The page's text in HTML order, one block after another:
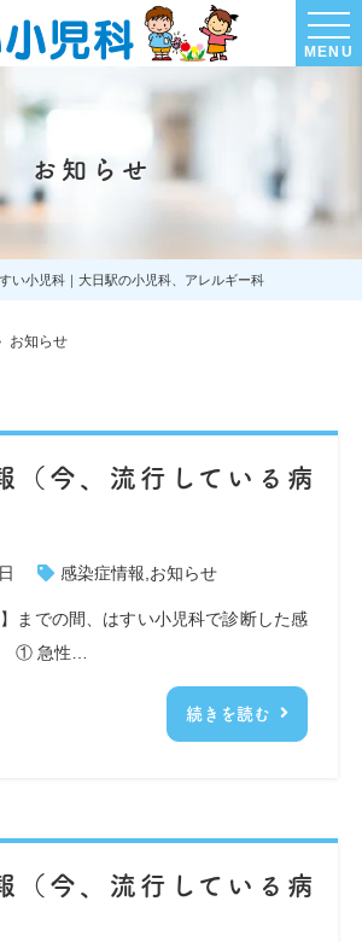
MENU
お知らせ
い小児科｜大日駅の小児科、アレルギー科
お知らせ
（今、流行している病
感染症情報 お知らせ
】までの間、はすい小児科で診断した感
① 急性…
続きを読む
（今、流行している病